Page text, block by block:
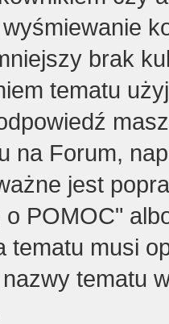
brak
tematu
na Forum,
jest
POMOC"
tematu musi
tematu